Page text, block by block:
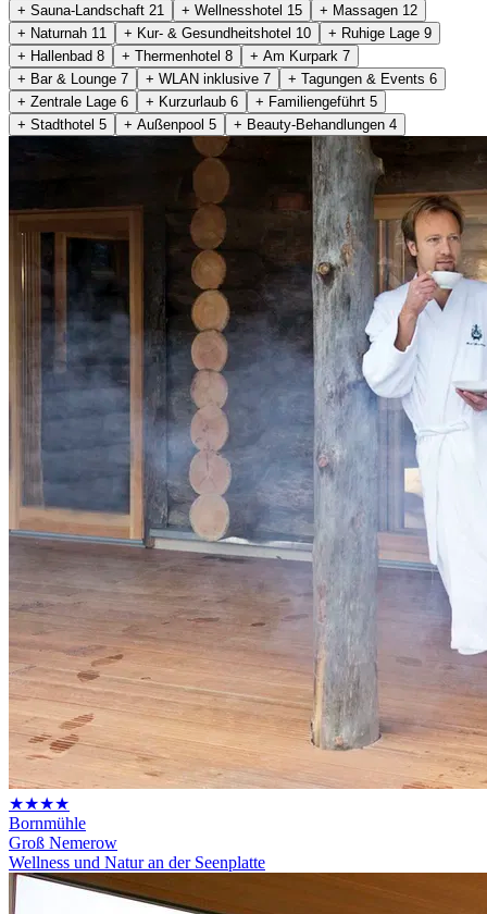
+ Sauna-Landschaft 21 + Wellnesshotel 15 + Massagen 12
+ Naturnah 11 + Kur- & Gesundheitshotel 10 + Ruhige Lage 9
+ Hallenbad 8 + Thermenhotel 8 + Am Kurpark 7
+ Bar & Lounge 7 + WLAN inklusive 7 + Tagungen & Events 6
+ Zentrale Lage 6 + Kurzurlaub 6 + Familiengeführt 5
+ Stadthotel 5 + Außenpool 5 + Beauty-Behandlungen 4
★★★★
Bornmühle
Groß Nemerow
Wellness und Natur an der Seenplatte